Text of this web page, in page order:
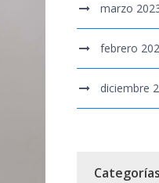
marzo
febrero
diciembre
Categorías